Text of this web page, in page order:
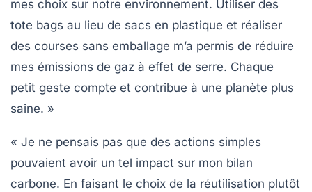
mes choix sur notre environnement. Utiliser des
tote bags au lieu de sacs en plastique et réaliser
des courses sans emballage m’a permis de réduire
mes émissions de gaz à effet de serre. Chaque
petit geste compte et contribue à une planète plus
saine. »
« Je ne pensais pas que des actions simples
pouvaient avoir un tel impact sur mon bilan
carbone. En faisant le choix de la réutilisation plutôt